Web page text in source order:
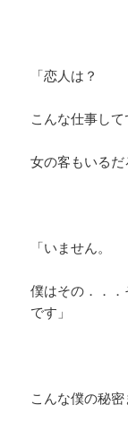
「恋人は？
こんな仕事し
女の客もいるだ
「いません。
僕はその．．
です」
こんな僕の秘密